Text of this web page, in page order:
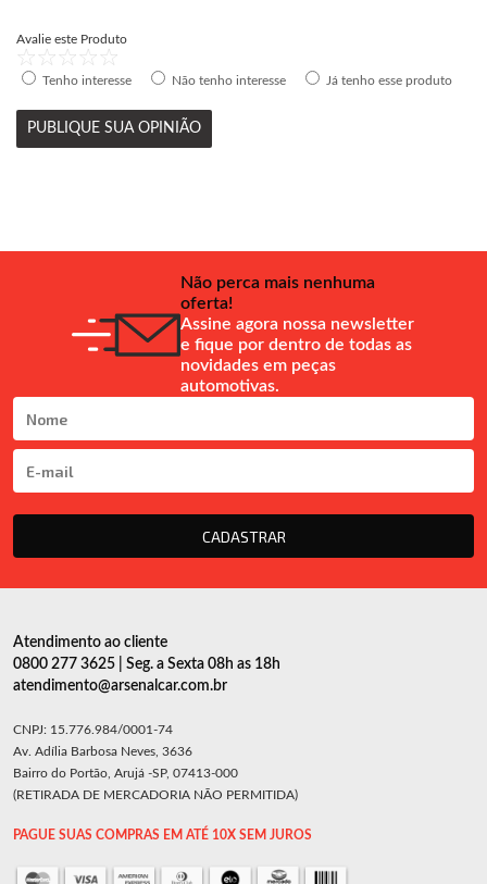
Avalie este Produto
Tenho interesse Não tenho interesse Já tenho esse produto
PUBLIQUE SUA OPINIÃO
Não perca mais nenhuma
oferta!
Assine agora nossa newsletter
e fique por dentro de todas as
novidades em peças
automotivas.
CADASTRAR
Atendimento ao cliente
0800 277 3625 | Seg. a Sexta 08h as 18h
atendimento@arsenalcar.com.br
CNPJ: 15.776.984/0001-74
Av. Adília Barbosa Neves, 3636
Bairro do Portão, Arujá -SP, 07413-000
(RETIRADA DE MERCADORIA NÃO PERMITIDA)
PAGUE SUAS COMPRAS EM ATÉ 10X SEM JUROS